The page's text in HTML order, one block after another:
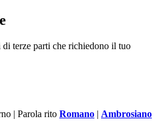
terze parti che richiedono il tuo
| Parola rito Romano | Ambrosiano